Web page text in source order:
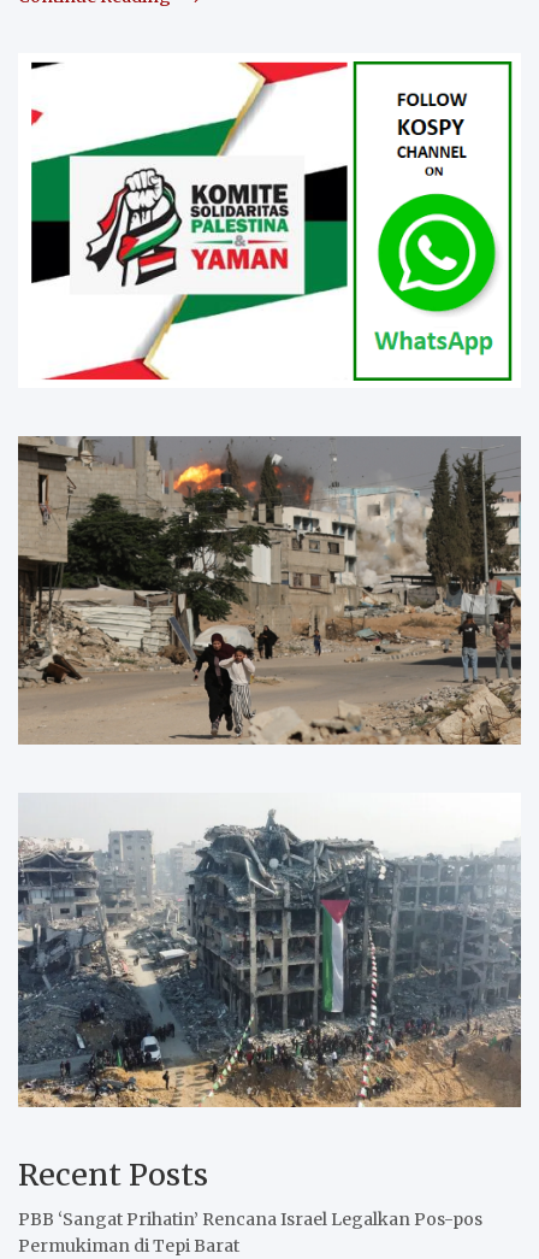
Recent Posts
PBB ‘Sangat Prihatin’ Rencana Israel Legalkan Pos-pos
Permukiman di Tepi Barat